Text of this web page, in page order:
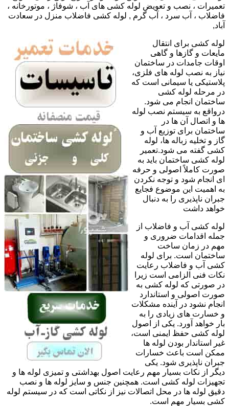
تعمیرات ، نصب و تعویض لوله کشی های آب ، شوفاژ ، موتورخانه ،
فاضلاب ، آب سرد ، آب گرم , لوله کشی فاضلاب منزل در سعادت
آباد,
لوله کشی برای انتقال
مایعات و گازها و گاهی
اوقات جامدات در ساختمان
نیاز به نصب لوله های فلزی،
پلاستیکی یا سیمانی است که
در مرحله لوله کشی
ساختمان انجام می شود.
درواقع به سیستم نصب لوله
ها و اتصال آن ها در
ساختمان برای توزیع آب و
گاز و تخلیه زباله ها، لوله
کشی گفته می شود.تعمیر
لوله کشی ساختمان باید به
صورت کاملاً اصولی و حرفه
ای انجام شود و توجه نکردن
به اهمیت این موضوع فجایع
جبران ناپذیری را به دنبال
خواهد داشت
لوله کشی آب و فاضلاب از
جمله اقدامات ضروری و
مهم در زمان ساخت
ساختمان است. برای لوله
کشی آب و فاضلاب رعایت
نکات فنی الزامی است زیرا
در صورتی که لوله کشی به
صورت اصولی و استاندارد
انجام نشود در آینده مشکلات
و خسارت های زیادی را به
بار خواهد آورد. یکی از اصول
لوله کشی حفظ ایمنی است،
غیر استاندار بودن لوله ها
ممکن است باعث خسارات
جبران ناپذیری شود. یکی
دیگر از نکات بسیار مهم رعایت اصول بهداشتی و تمیزی لوله ها و
تجهیزات لوله کشی است. همچنین جنس و سایز لوله ها و نصب
دقیق لوله ها در محل اتصالات نیز از نکاتی است که در سیستم لوله
کشی بسیار مهم است.